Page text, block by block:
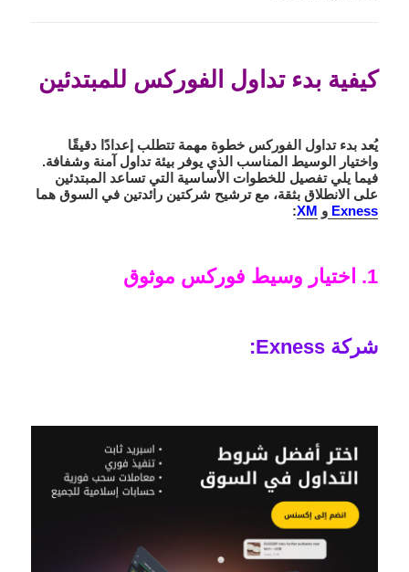
كيفية بدء تداول الفوركس للمبتدئين
يُعد بدء تداول الفوركس خطوة مهمة تتطلب إعدادًا دقيقًا
واختيار الوسيط المناسب الذي يوفر بيئة تداول آمنة وشفافة.
فيما يلي تفصيل للخطوات الأساسية التي تساعد المبتدئين
على الانطلاق بثقة، مع ترشيح شركتين رائدتين في السوق هما
Exness و XM
:
1. اختيار وسيط فوركس موثوق
شركة Exness: